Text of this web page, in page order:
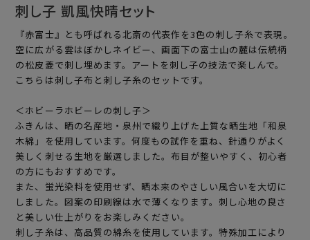
刺し子 凱風快晴セット
『赤富士』とも呼ばれる北斎の代表作を3色の刺し子糸で表現。
空に広がる雲はぼかしネイビー、画面下の富士山の麓は伝統柄
の松皮菱で刺し埋めます。アートを刺し子の技法で楽しんで。
こちらは刺し子布と刺し子糸のセットです。
＜ホビーラホビーレの刺し子＞
ふきんは、晒の名産地・泉州で織り上げた上質な晒生地「和泉
木綿」を使用しています。何度もの試作を重ね、針通りがよく
美しく刺せる生地を厳選しました。布目が整いやすく、初心者
の方にもおすすめです。
また、蛍光染料を使用せず、晒本来のやさしい風合いを大切に
しました。図案の印刷線は水で薄くなります。刺し心地の良さ
と美しい仕上がりをお楽しみください。
刺し子糸は、高品質の綿糸を使用しています。特殊加工により